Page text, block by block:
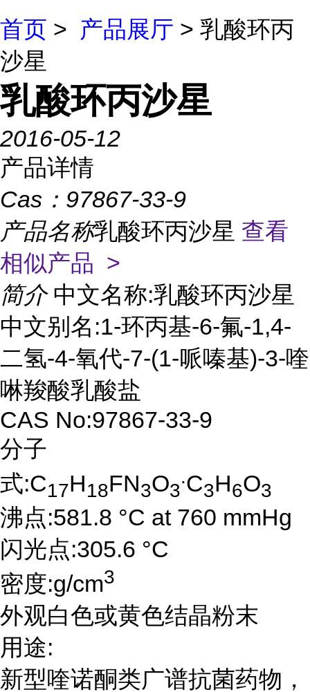
首页 > 产品展厅 > 乳酸环丙
沙星
乳酸环丙沙星
2016-05-12
产品详情
Cas： 97867-33-9
产品名称乳酸环丙沙星 查看
相似产品 >
简介 中文名称:乳酸环丙沙星
中文别名:1-环丙基-6-氟-1,4-
二氢-4-氧代-7-(1-哌嗪基)-3-喹
啉羧酸乳酸盐
CAS No:97867-33-9
分子
式:C17H18FN3O3
.C3H6O3
沸点:581.8 °C at 760 mmHg
闪光点:305.6 °C
密度:g/cm3
外观白色或黄色结晶粉末
用途:
新型喹诺酮类广谱抗菌药物，